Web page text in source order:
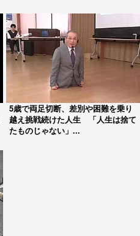
5歳で両足切断、差別や困難を乗り
越え挑戦続けた人生 「人生は捨て
たものじゃない」...